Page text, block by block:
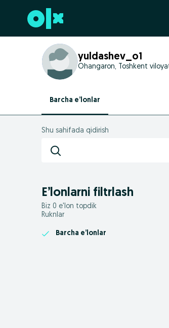
Futerga oʻtish
yuldashev_o1
Ohangaron, Toshkent
Barcha e’lonlar
Shu sahifada qidirish
E’lonlarni filtrlash
Biz 0 e'lon topdik
Ruknlar
Barcha e’lonlar